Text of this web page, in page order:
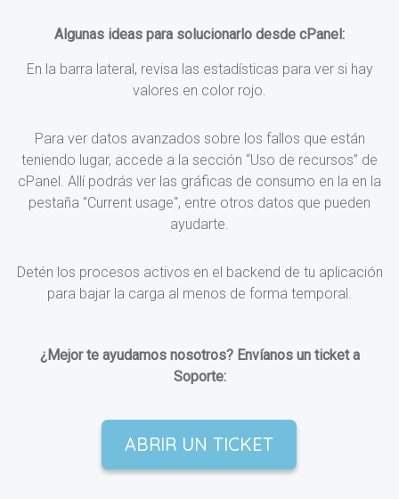
Algunas ideas para solucionarlo desde cPanel:
En la barra lateral, revisa las estadísticas para ver si hay
valores en color rojo.
Para ver datos avanzados sobre los fallos que están
teniendo lugar, accede a la sección “Uso de recursos” de
cPanel. Allí podrás ver las gráficas de consumo en la en la
pestaña "Current usage", entre otros datos que pueden
ayudarte.
Detén los procesos activos en el backend de tu aplicación
para bajar la carga al menos de forma temporal.
¿Mejor te ayudamos nosotros? Envíanos un ticket a
Soporte:
ABRIR UN TICKET